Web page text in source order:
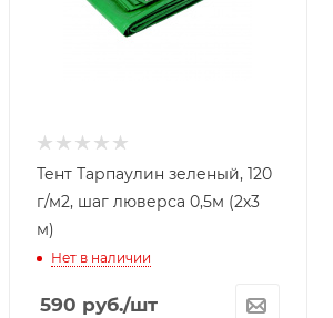
Тент Тарпаулин зеленый, 120
г/м2, шаг люверса 0,5м (2х3
м)
Нет в наличии
590 руб./шт